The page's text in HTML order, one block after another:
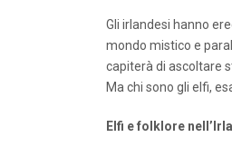
Gli irlandesi hanno
mondo mistico e
capiterà di ascoltare
Ma chi sono gli elfi,
Elfi e folklore